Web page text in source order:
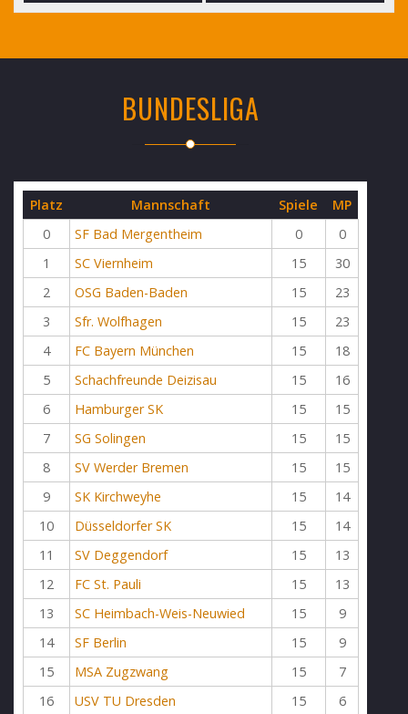
BUNDESLIGA
Platz Mannschaft Spiele
MP
0
SF Bad Mergentheim 0
0
1
SC Viernheim 15
30
2
OSG Baden-Baden 15
23
3
Sfr. Wolfhagen 15
23
4
FC Bayern München 15
18
5
Schachfreunde Deizisau 15
16
6
Hamburger SK 15
15
7
SG Solingen 15
15
8
SV Werder Bremen 15
15
9
SK Kirchweyhe 15
14
10
Düsseldorfer SK 15
14
11
SV Deggendorf 15
13
12
FC St. Pauli 15
13
13
SC Heimbach-Weis-Neuwied 15
9
14
SF Berlin 15
9
15
MSA Zugzwang 15
7
16
USV TU Dresden 15 6